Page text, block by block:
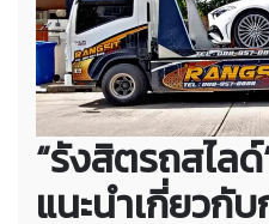
“รังสิตรถสไล
แนะนำเกี่ยวกั